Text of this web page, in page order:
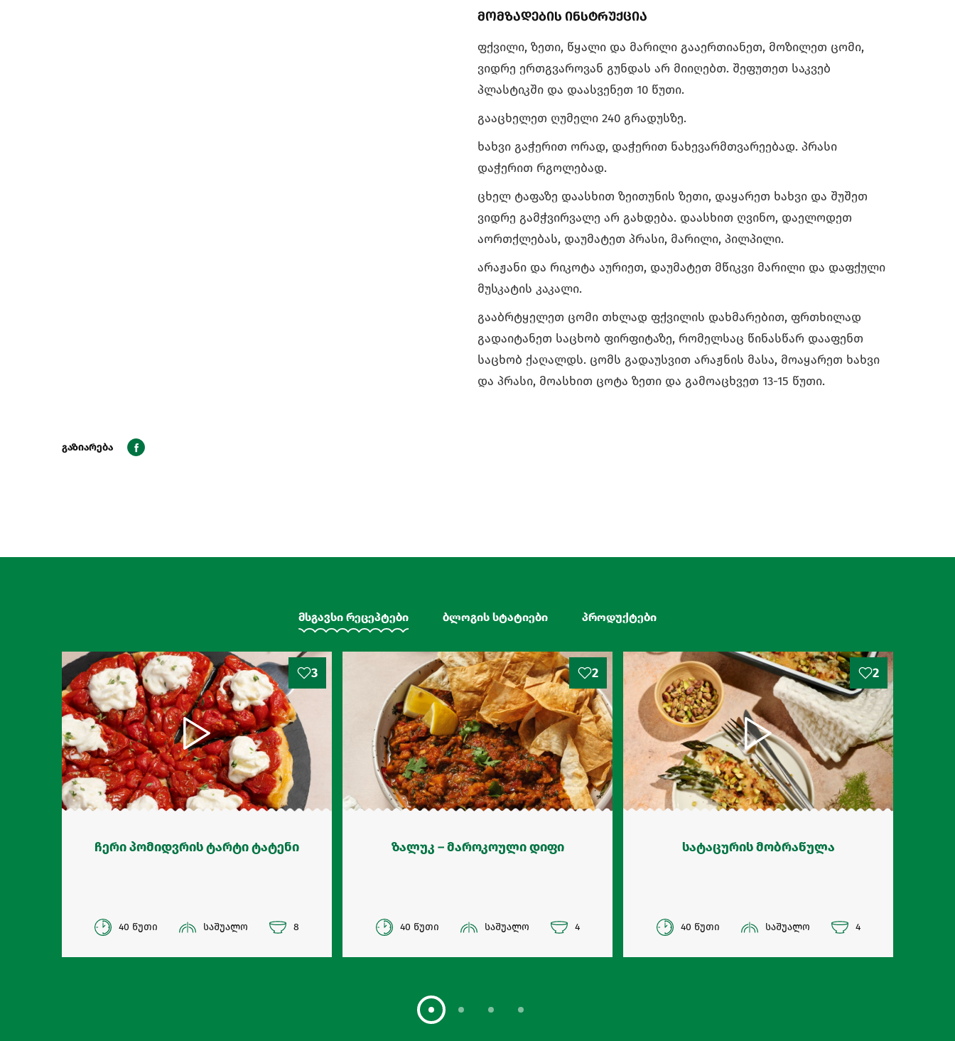
მომზადების ინსტრუქცია
ფქვილი, ზეთი, წყალი და მარილი გააერთიანეთ, მოზილეთ ცომი,
ვიდრე ერთგვაროვან გუნდას არ მიიღებთ. შეფუთეთ საკვებ
პლასტიკში და დაასვენეთ 10 წუთი.
გააცხელეთ ღუმელი 240 გრადუსზე.
ხახვი გაჭერით ორად, დაჭერით ნახევარმთვარეებად. პრასი
დაჭერით რგოლებად.
ცხელ ტაფაზე დაასხით ზეითუნის ზეთი, დაყარეთ ხახვი და შუშეთ
ვიდრე გამჭვირვალე არ გახდება. დაასხით ღვინო, დაელოდეთ
აორთქლებას, დაუმატეთ პრასი, მარილი, პილპილი.
არაჟანი და რიკოტა აურიეთ, დაუმატეთ მწიკვი მარილი და დაფქული
მუსკატის კაკალი.
გააბრტყელეთ ცომი თხლად ფქვილის დახმარებით, ფრთხილად
გადაიტანეთ საცხობ ფირფიტაზე, რომელსაც წინასწარ დააფენთ
საცხობ ქაღალდს. ცომს გადაუსვით არაჟნის მასა, მოაყარეთ ხახვი
და პრასი, მოასხით ცოტა ზეთი და გამოაცხვეთ 13-15 წუთი.
გაზიარება
მსგავსი რეცეპტები ბლოგის სტატიები პროდუქტები
3
ჩერი პომიდვრის ტარტი ტატენი
40 წუთი საშუალო 8
2
ზალუკ – მაროკოული დიფი
40 წუთი საშუალო 4
2
სატაცურის მობრაწულა
40 წუთი საშუალო 4